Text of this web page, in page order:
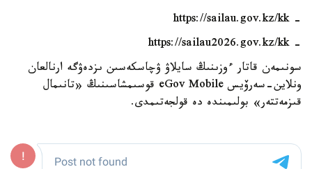
- https://sailau.gov.kz/kk
- https://sailau2026.gov.kz/kk
سونىمەن قاتار ءوزىنىڭ سايلاۋ ۋچاسكەسىن ىزدەۋگە ارنالعان
ونلاين-سەرۆيس eGov Mobile قوسىمشاسىنىڭ «تانىمال
قىزمەتتەر» بولىمىندە دە قولجەتىمدى.